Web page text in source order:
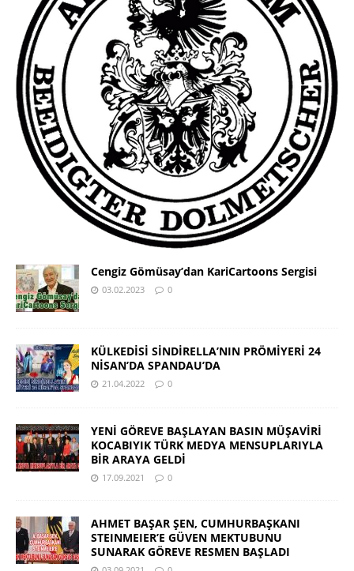
Cengiz Gömüsay’dan KariCartoons Sergisi
03.02.2023 0
KÜLKEDİSİ SİNDİRELLA’NIN PRÖMİYERİ 24
NİSAN’DA SPANDAU’DA
21.04.2022 0
YENİ GÖREVE BAŞLAYAN BASIN MÜŞAVİRİ
KOCABIYIK TÜRK MEDYA MENSUPLARIYLA
BİR ARAYA GELDİ
17.09.2021 0
AHMET BAŞAR ŞEN, CUMHURBAŞKANI
STEINMEIER’E GÜVEN MEKTUBUNU
SUNARAK GÖREVE RESMEN BAŞLADI